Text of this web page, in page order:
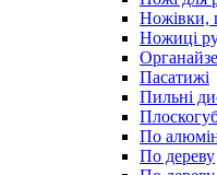
Ножівки,
Ножиці
Пасатижі
Пильні
По
По дереву